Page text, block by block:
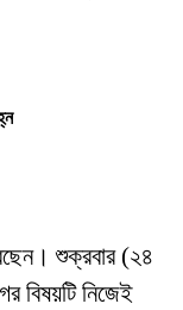
শুক্রবার (২৪
বিষয়টি নিজেই